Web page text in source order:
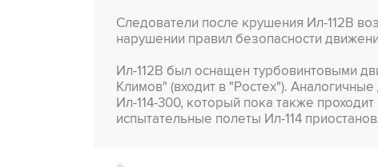
Следователи после крушения Ил-112В
нарушении правил безопасности
Ил-112В был оснащен турбовинтовыми
Климов" (входит в "Ростех").
Ил-114-300, который пока также
испытательные полеты Ил-114